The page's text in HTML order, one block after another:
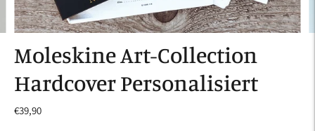
Moleskine Art-Collection
Hardcover Personalisiert
€39,90